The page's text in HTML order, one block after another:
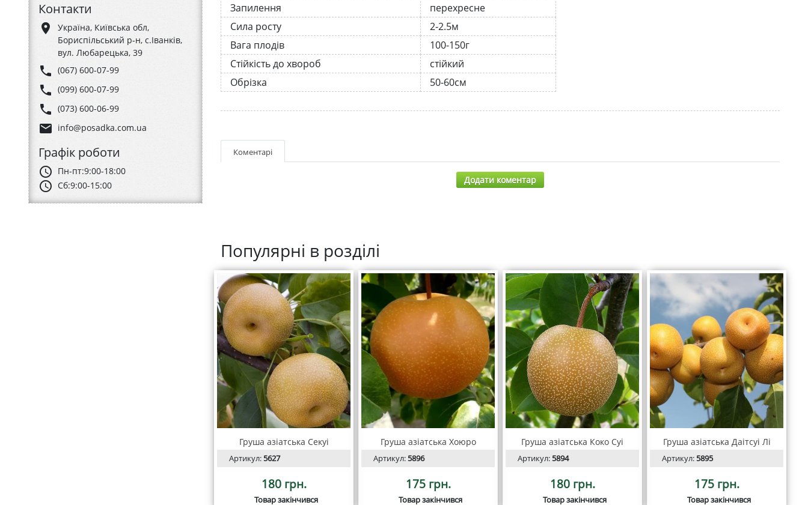
Контакти
place
Україна, Київська обл,
Бориспільський р-н, с.Іванків,
вул. Любарецька, 39
phone (067) 600-07-99
phone (099) 600-07-99
phone (073) 600-06-99
email info@posadka.com.ua
Графік роботи
schedule Пн-пт:9:00-18:00
schedule Сб:9:00-15:00
Запилення
перехресне
Сила росту
2-2.5м
Вага плодів
100-150г
Стійкість до хвороб
стійкий
Обрізка
50-60см
Коментарі
Додати коментар
Популярні в розділі
Груша азіатська Секуі
Артикул:5627
180 грн.
Товар закінчився
Груша азіатська Хоюро
Артикул:5896
175 грн.
Товар закінчився
Груша азіатська Коко Суі
Артикул:5894
180 грн.
Товар закінчився
Груша азіатська Даітсуі Лі
Артикул:5895
175 грн.
Товар закінчився